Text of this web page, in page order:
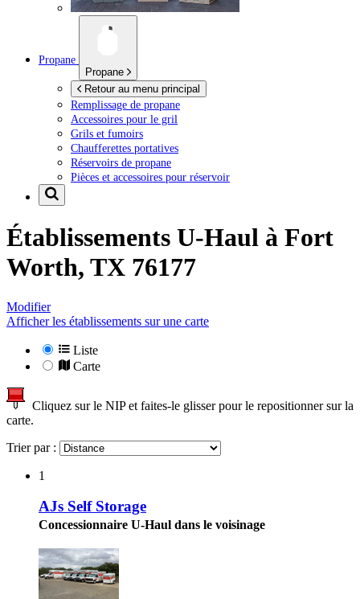
Propane
Propane
Retour au menu principal
Remplissage de propane
Accessoires pour le gril
Grils et fumoirs
Chaufferettes portatives
Réservoirs de propane
Pièces et accessoires pour réservoir
Établissements U-Haul à Fort
Worth, TX 76177
Modifier
Afficher les établissements sur une carte
Liste
Carte
Cliquez sur le NIP et faites-le glisser pour le repositionner sur la
carte.
Trier par :
1
AJs Self Storage
Concessionnaire U-Haul dans le voisinage